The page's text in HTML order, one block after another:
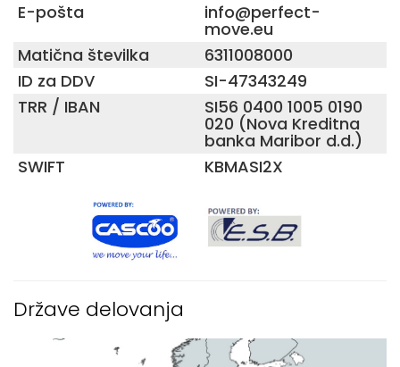
E-pošta
info@perfect-
move.eu
Matična številka
6311008000
ID za DDV
SI-47343249
TRR / IBAN
SI56 0400 1005 0190
020 (Nova Kreditna
banka Maribor d.d.)
SWIFT
KBMASI2X
Države delovanja